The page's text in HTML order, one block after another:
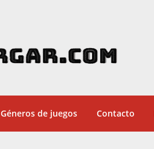
Géneros de juegos Contacto